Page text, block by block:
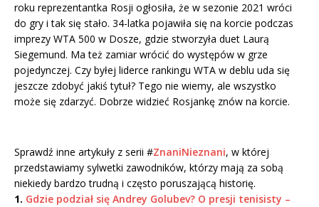
roku reprezentantka Rosji ogłosiła, że w sezonie 2021 wróci
do gry i tak się stało. 34-latka pojawiła się na korcie podczas
imprezy WTA 500 w Dosze, gdzie stworzyła duet Laurą
Siegemund. Ma też zamiar wrócić do występów w grze
pojedynczej. Czy byłej liderce rankingu WTA w deblu uda się
jeszcze zdobyć jakiś tytuł? Tego nie wiemy, ale wszystko
może się zdarzyć. Dobrze widzieć Rosjankę znów na korcie.
Sprawdź inne artykuły z serii #ZnaniNieznani, w której
przedstawiamy sylwetki zawodników, którzy mają za sobą
niekiedy bardzo trudną i często poruszającą historię.
1. Gdzie podział się Andrey Golubev? O presji tenisisty –